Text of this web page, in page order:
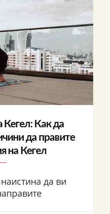
Как да
да правите
на Кегел
да ви